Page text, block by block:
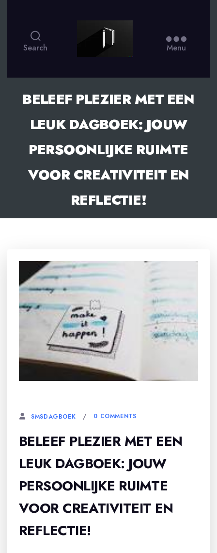
Search Menu
BELEEF PLEZIER MET EEN
LEUK DAGBOEK: JOUW
PERSOONLIJKE RUIMTE
VOOR CREATIVITEIT EN
REFLECTIE!
SMSDAGBOEK 0 COMMENTS
BELEEF PLEZIER MET EEN
LEUK DAGBOEK: JOUW
PERSOONLIJKE RUIMTE
VOOR CREATIVITEIT EN
REFLECTIE!